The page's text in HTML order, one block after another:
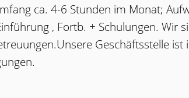
ca. 4-6 Stunden im Monat;
, Fortb. + Schulungen.
Geschäftsstelle